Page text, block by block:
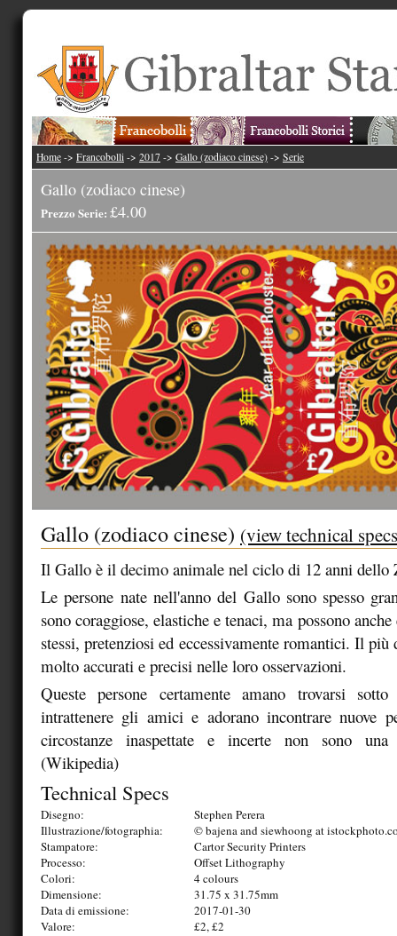
Home -> Francobolli -> 2017 -> Gallo (zodiaco cinese) -> Serie
Gallo (zodiaco cinese)
Prezzo Serie: £4.00
Gallo (zodiaco cinese) (view technical
Il Gallo è il decimo animale nel ciclo di 12 anni dello
Le persone nate nell'anno del Gallo sono spesso
sono coraggiose, elastiche e tenaci, ma possono
stessi, pretenziosi ed eccessivamente romantici. Il più
molto accurati e precisi nelle loro osservazioni.
Queste persone certamente amano trovarsi
intrattenere gli amici e adorano incontrare nuove
circostanze inaspettate e incerte non sono
(Wikipedia)
Technical Specs
Disegno:
Stephen Perera
Illustrazione/fotographia:
© bajena and siewhoong at
Stampatore:
Cartor Security Printers
Processo:
Offset Lithography
Colori:
4 colours
Dimensione:
31.75 x 31.75mm
Data di emissione:
2017-01-30
Valore:
£2, £2